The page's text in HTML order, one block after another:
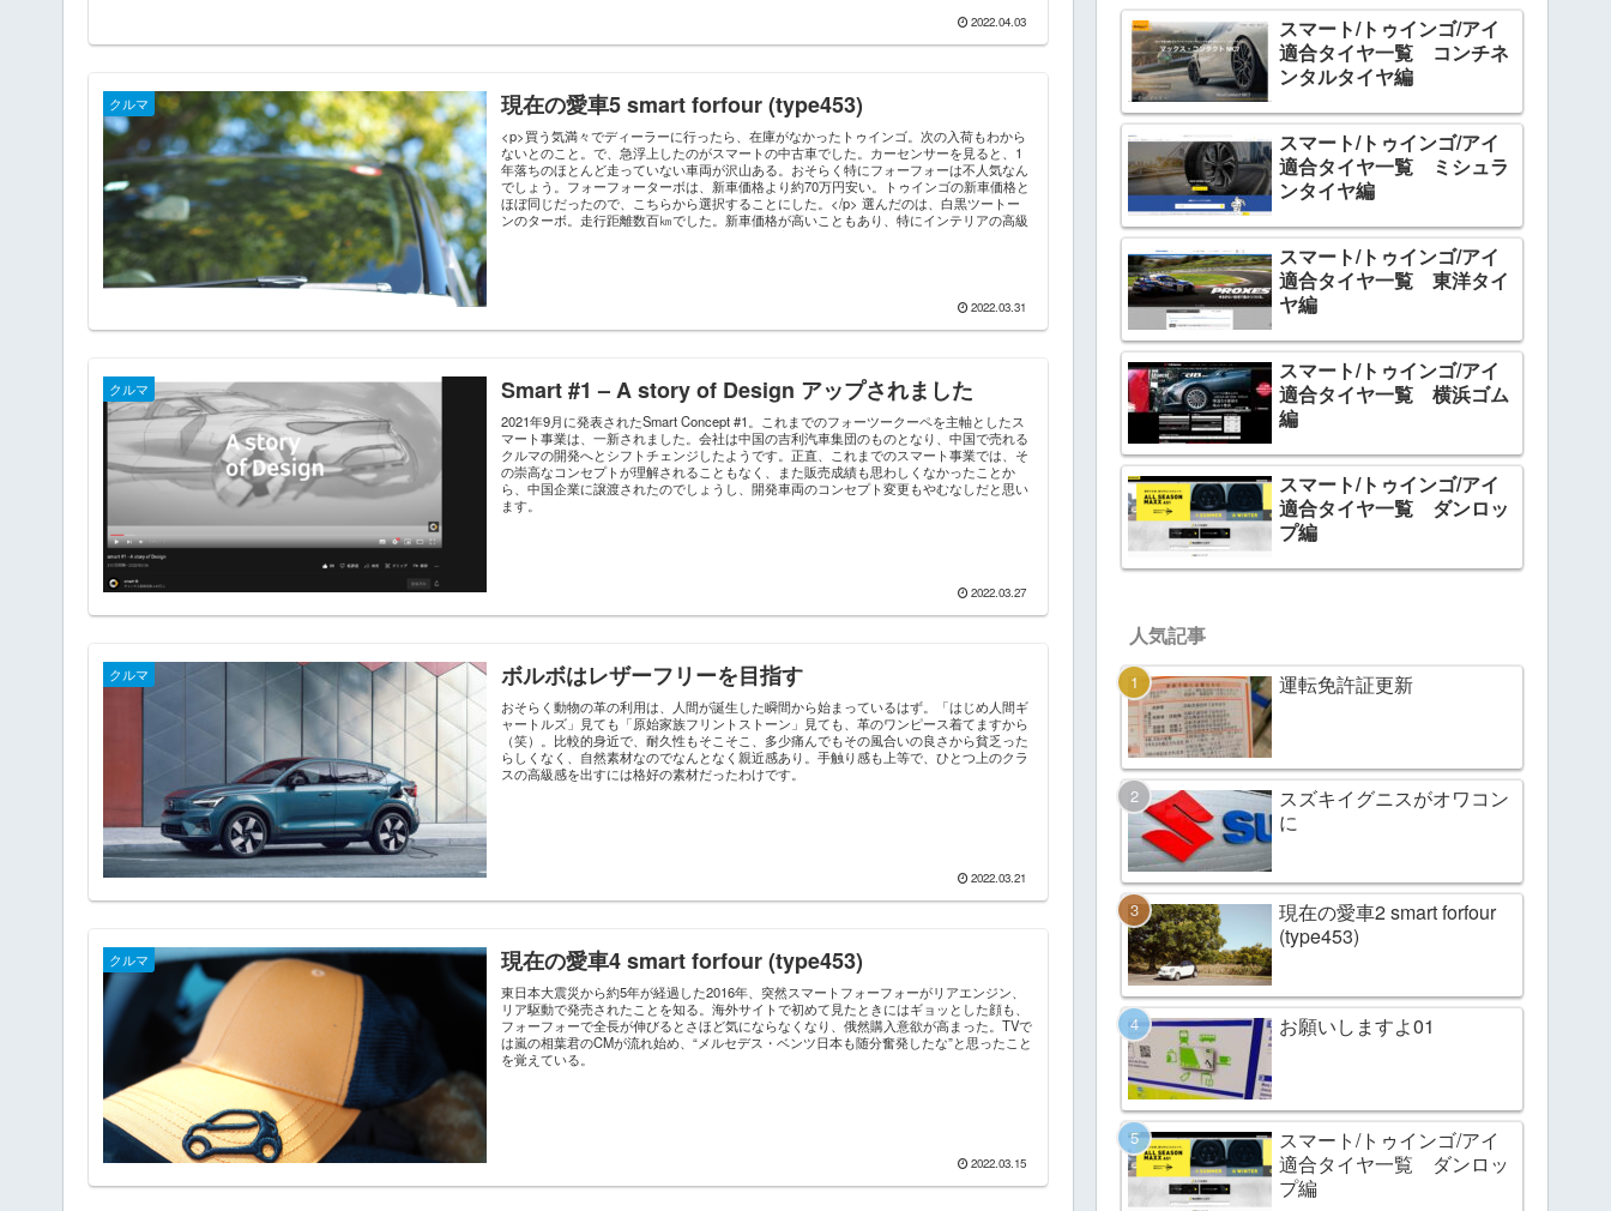
2022.04.03
クルマ 現在の愛車5 smart forfour (type453)
<p>買う気満々でディーラーに行ったら、在庫がなかったトゥインゴ。次の入荷もわから
ないとのこと。で、急浮上したのがスマートの中古車でした。カーセンサーを見ると、1
年落ちのほとんど走っていない車両が沢山ある。おそらく特にフォーフォーは不人気なん
でしょう。フォーフォーターボは、新車価格より約70万円安い。トゥインゴの新車価格と
ほぼ同じだったので、こちらから選択することにした。</p> 選んだのは、白黒ツートー
ンのターボ。走行距離数百㎞でした。新車価格が高いこともあり、特にインテリアの高級
感は、トゥインゴと比較してスマートの圧勝。良い買い物が出来ました。で、我が家のク
2022.03.31
クルマ Smart #1 – A story of Design アップされました
2021年9月に発表されたSmart Concept #1。これまでのフォーツークーペを主軸としたス
マート事業は、一新されました。会社は中国の吉利汽車集団のものとなり、中国で売れる
クルマの開発へとシフトチェンジしたようです。正直、これまでのスマート事業では、そ
の崇高なコンセプトが理解されることもなく、また販売成績も思わしくなかったことか
ら、中国企業に譲渡されたのでしょうし、開発車両のコンセプト変更もやむなしだと思い
ます。
2022.03.27
クルマ ボルボはレザーフリーを目指す
おそらく動物の革の利用は、人間が誕生した瞬間から始まっているはず。「はじめ人間ギ
ャートルズ」見ても「原始家族フリントストーン」見ても、革のワンピース着てますから
（笑）。比較的身近で、耐久性もそこそこ、多少痛んでもその風合いの良さから貧乏った
らしくなく、自然素材なのでなんとなく親近感あり。手触り感も上等で、ひとつ上のクラ
スの高級感を出すには格好の素材だったわけです。
2022.03.21
クルマ 現在の愛車4 smart forfour (type453)
東日本大震災から約5年が経過した2016年、突然スマートフォーフォーがリアエンジン、
リア駆動で発売されたことを知る。海外サイトで初めて見たときにはギョッとした顔も、
フォーフォーで全長が伸びるとさほど気にならなくなり、俄然購入意欲が高まった。TVで
は嵐の相葉君のCMが流れ始め、“メルセデス・ベンツ日本も随分奮発したな”と思ったこと
を覚えている。
2022.03.15
スマート/トゥインゴ/アイ
適合タイヤ一覧 コンチネ
ンタルタイヤ編
スマート/トゥインゴ/アイ
適合タイヤ一覧 ミシュラ
ンタイヤ編
スマート/トゥインゴ/アイ
適合タイヤ一覧 東洋タイ
ヤ編
スマート/トゥインゴ/アイ
適合タイヤ一覧 横浜ゴム
編
スマート/トゥインゴ/アイ
適合タイヤ一覧 ダンロッ
プ編
人気記事
運転免許証更新
スズキイグニスがオワコン
に
現在の愛車2 smart forfour
(type453)
お願いしますよ01
スマート/トゥインゴ/アイ
適合タイヤ一覧 ダンロッ
プ編